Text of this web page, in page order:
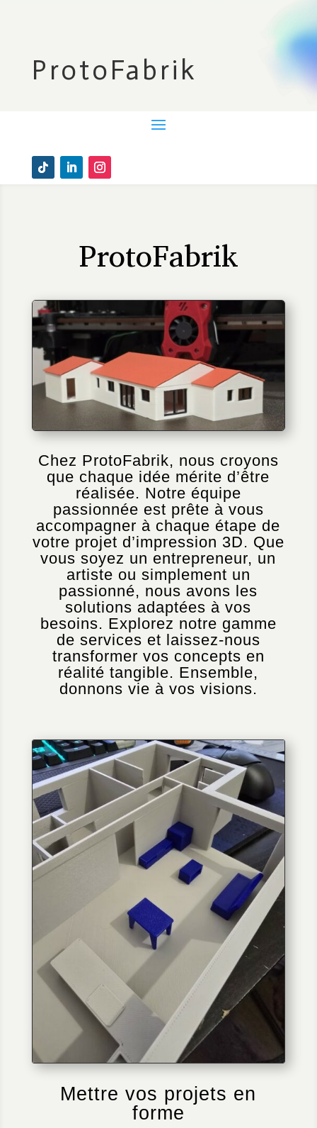
ProtoFabrik
ProtoFabrik
Chez ProtoFabrik, nous croyons
que chaque idée mérite d’être
réalisée. Notre équipe
passionnée est prête à vous
accompagner à chaque étape de
votre projet d’impression 3D. Que
vous soyez un entrepreneur, un
artiste ou simplement un
passionné, nous avons les
solutions adaptées à vos
besoins. Explorez notre gamme
de services et laissez-nous
transformer vos concepts en
réalité tangible. Ensemble,
donnons vie à vos visions.
Mettre vos projets en
forme